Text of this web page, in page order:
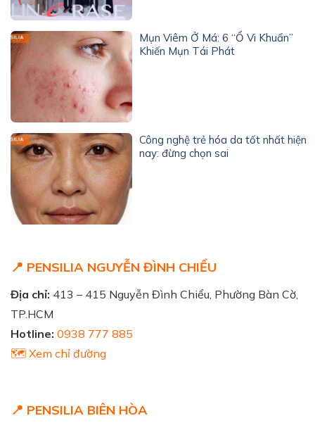
Mụn Viêm Ở Má: 6 “Ổ Vi Khuẩn”
Khiến Mụn Tái Phát
Công nghệ trẻ hóa da tốt nhất hiện
nay: đừng chọn sai
📍 PENSILIA NGUYỄN ĐÌNH CHIỂU
Địa chỉ: 413 – 415 Nguyễn Đình Chiểu, Phường Bàn Cờ,
TP.HCM
Hotline: 0938 777 885
🗺️ Xem chỉ đường
📍 PENSILIA BIÊN HÒA